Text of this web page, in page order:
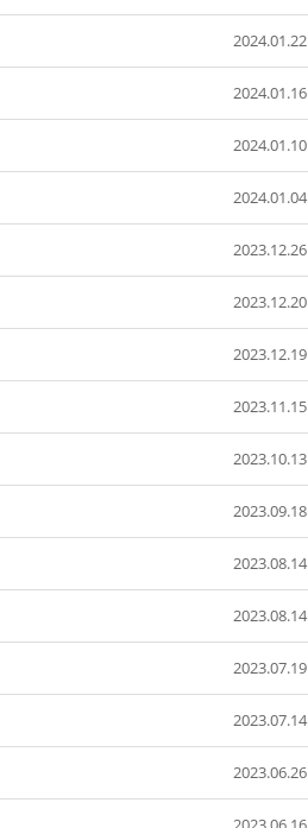
2024.01.22
2024.01.16
2024.01.10
2024.01.04
2023.12.26
2023.12.20
2023.12.19
2023.11.15
2023.10.13
2023.09.18
2023.08.14
2023.08.14
2023.07.19
2023.07.14
2023.06.26